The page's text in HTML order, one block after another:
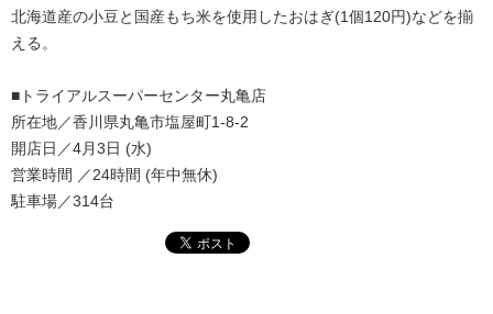
北海道産の小豆と国産もち米を使用したおはぎ(1個120円)などを揃
える。
■トライアルスーパーセンター丸亀店
所在地／香川県丸亀市塩屋町1-8-2
開店日／4月3日 (水)
営業時間 ／24時間 (年中無休)
駐車場／314台